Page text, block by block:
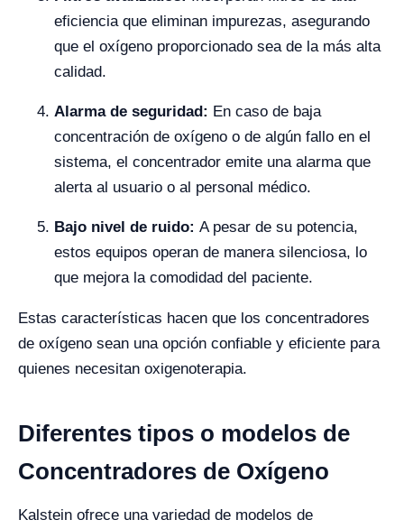
eficiencia que eliminan impurezas, asegurando
que el oxígeno proporcionado sea de la más alta
calidad.
Alarma de seguridad: En caso de baja
concentración de oxígeno o de algún fallo en el
sistema, el concentrador emite una alarma que
alerta al usuario o al personal médico.
Bajo nivel de ruido: A pesar de su potencia,
estos equipos operan de manera silenciosa, lo
que mejora la comodidad del paciente.
Estas características hacen que los concentradores
de oxígeno sean una opción confiable y eficiente para
quienes necesitan oxigenoterapia.
Diferentes tipos o modelos de
Concentradores de Oxígeno
Kalstein ofrece una variedad de modelos de